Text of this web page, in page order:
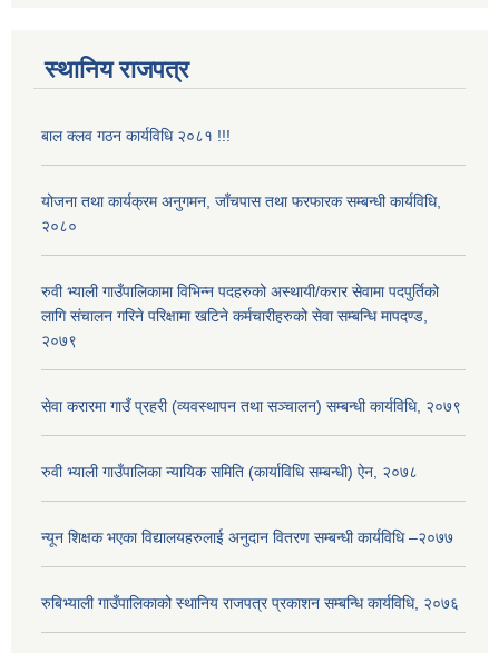
स्थानिय राजपत्र
बाल क्लव गठन कार्यविधि २०८१ !!!
योजना तथा कार्यक्रम अनुगमन, जाँचपास तथा फरफारक सम्बन्धी कार्यविधि,
२०८०
रुवी भ्याली गाउँपालिकामा विभिन्न पदहरुको अस्थायी/करार सेवामा पदपुर्तिको
लागि संचालन गरिने परिक्षामा खटिने कर्मचारीहरुको सेवा सम्बन्धि मापदण्ड,
२०७९
सेवा करारमा गाउँ प्रहरी (व्यवस्थापन तथा सञ्चालन) सम्बन्धी कार्यविधि, २०७९
रुवी भ्याली गाउँपालिका न्यायिक समिति (कार्याविधि सम्बन्धी) ऐन, २०७८
न्यून शिक्षक भएका ‍विद्यालयहरुलाई अनुदान वितरण सम्बन्धी कार्यविधि –२०७७
रुबिभ्याली गाउँपालिकाको स्थानिय राजपत्र प्रकाशन सम्बन्धि कार्यविधि, २०७६